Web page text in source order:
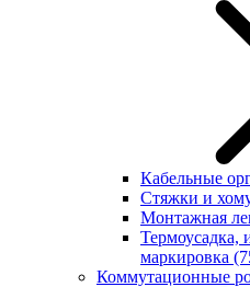
Кабельные
Стяжки и
Монтажная
Термоусадка,
маркировка
Коммутационные